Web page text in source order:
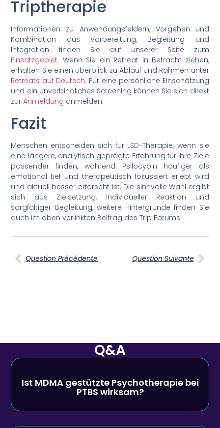
Triptherapie
Informationen zu Anwendungsfeldern, Vorgehen und
Kombination aus Vorbereitung, Begleitung und
Integration finden Sie auf unserer Seite zum
Einsatzgebiet. Wenn Sie ein Retreat in Betracht ziehen,
erhalten Sie einen Überblick zu Ablauf und Rahmen unter
Retreats auf Deutsch. Für eine persönliche Einschätzung
und ein unverbindliches Screening können Sie sich direkt
zurAnmeldung anmelden.
Fazit
Menschen entscheiden sich für LSD-Therapie, wenn sie
eine längere, analytisch geprägte Erfahrung für ihre Ziele
passender finden, während Psilocybin häufiger als
emotional tief und therapeutisch fokussiert erlebt wird
und aktuell besser erforscht ist. Die sinnvolle Wahl ergibt
sich aus Zielsetzung, individueller Reaktion und
sorgfältiger Begleitung, weitere Hintergründe finden Sie
auch im oben verlinkten Beitrag des Trip Forums.
Question Précédente Question Suivante
Q&A
Ist MDMA gestützte Psychotherapie bei
PTBS wirksam?